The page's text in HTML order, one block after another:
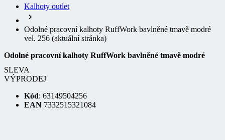
Odolné pracovní kalhoty RuffWork bavlněné tmavě modré
vel. 256(aktuální stránka)
Odolné pracovní kalhoty RuffWork bavlněné tmavě modré
SLEVA
VÝPRODEJ
Kód: 63149504256
EAN 7332515321084